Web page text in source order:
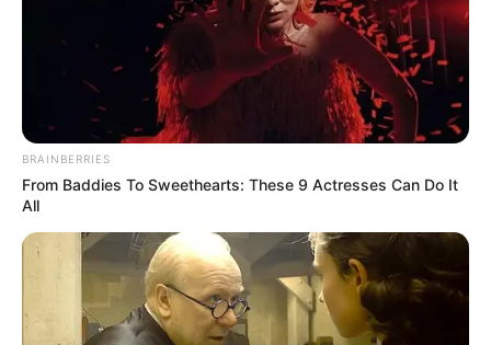
BRAINBERRIES
From Baddies To Sweethearts: These 9 Actresses Can Do It
All